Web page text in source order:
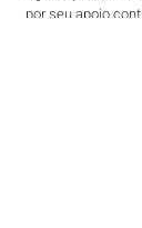
por seu apoio